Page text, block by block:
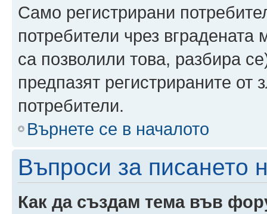
Само регистрирани
потребители чрез
са позволили това, разбира
предпазят регистрираните от
потребители.
Върнете се в началото
Въпроси за писането
Как да създам тема във